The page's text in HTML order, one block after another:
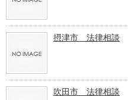
摂津市 法律相談
吹田市 法律相談